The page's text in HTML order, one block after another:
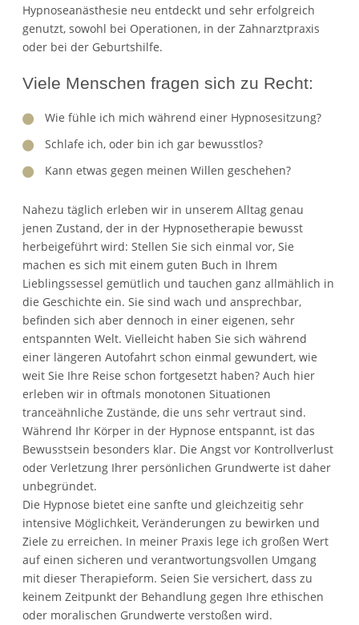
Hypnoseanästhesie neu entdeckt und sehr erfolgreich
genutzt, sowohl bei Operationen, in der Zahnarztpraxis
oder bei der Geburtshilfe.
Viele Menschen fragen sich zu Recht:
Wie fühle ich mich während einer Hypnosesitzung?
Schlafe ich, oder bin ich gar bewusstlos?
Kann etwas gegen meinen Willen geschehen?
Nahezu täglich erleben wir in unserem Alltag genau
jenen Zustand, der in der Hypnosetherapie bewusst
herbeigeführt wird: Stellen Sie sich einmal vor, Sie
machen es sich mit einem guten Buch in Ihrem
Lieblingssessel gemütlich und tauchen ganz allmählich in
die Geschichte ein. Sie sind wach und ansprechbar,
befinden sich aber dennoch in einer eigenen, sehr
entspannten Welt. Vielleicht haben Sie sich während
einer längeren Autofahrt schon einmal gewundert, wie
weit Sie Ihre Reise schon fortgesetzt haben? Auch hier
erleben wir in oftmals monotonen Situationen
tranceähnliche Zustände, die uns sehr vertraut sind.
Während Ihr Körper in der Hypnose entspannt, ist das
Bewusstsein besonders klar. Die Angst vor Kontrollverlust
oder Verletzung Ihrer persönlichen Grundwerte ist daher
unbegründet.
Die Hypnose bietet eine sanfte und gleichzeitig sehr
intensive Möglichkeit, Veränderungen zu bewirken und
Ziele zu erreichen. In meiner Praxis lege ich großen Wert
auf einen sicheren und verantwortungsvollen Umgang
mit dieser Therapieform. Seien Sie versichert, dass zu
keinem Zeitpunkt der Behandlung gegen Ihre ethischen
oder moralischen Grundwerte verstoßen wird.